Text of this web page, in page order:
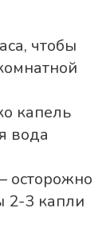
чтобы
капель
вода
осторожно
2-3 капли